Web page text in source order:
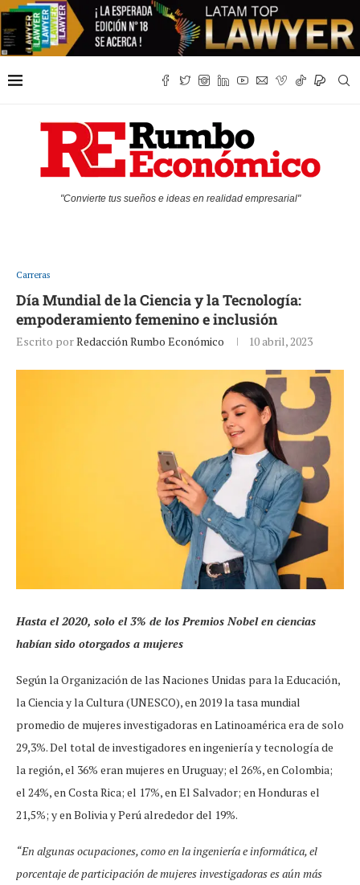
"Convierte tus sueños e ideas en realidad empresarial"
Carreras
Día Mundial de la Ciencia y la Tecnología:
empoderamiento femenino e inclusión
Escrito porRedacción Rumbo Económico 10 abril, 2023
Hasta el 2020, solo el 3% de los Premios Nobel en ciencias
habían sido otorgados a mujeres
Según la Organización de las Naciones Unidas para la Educación,
la Ciencia y la Cultura (UNESCO), en 2019 la tasa mundial
promedio de mujeres investigadoras en Latinoamérica era de solo
29,3%. Del total de investigadores en ingeniería y tecnología de
la región, el 36% eran mujeres en Uruguay; el 26%, en Colombia;
el 24%, en Costa Rica; el 17%, en El Salvador; en Honduras el
21,5%; y en Bolivia y Perú alrededor del 19%.
“En algunas ocupaciones, como en la ingeniería e informática, el
porcentaje de participación de mujeres investigadoras es aún más